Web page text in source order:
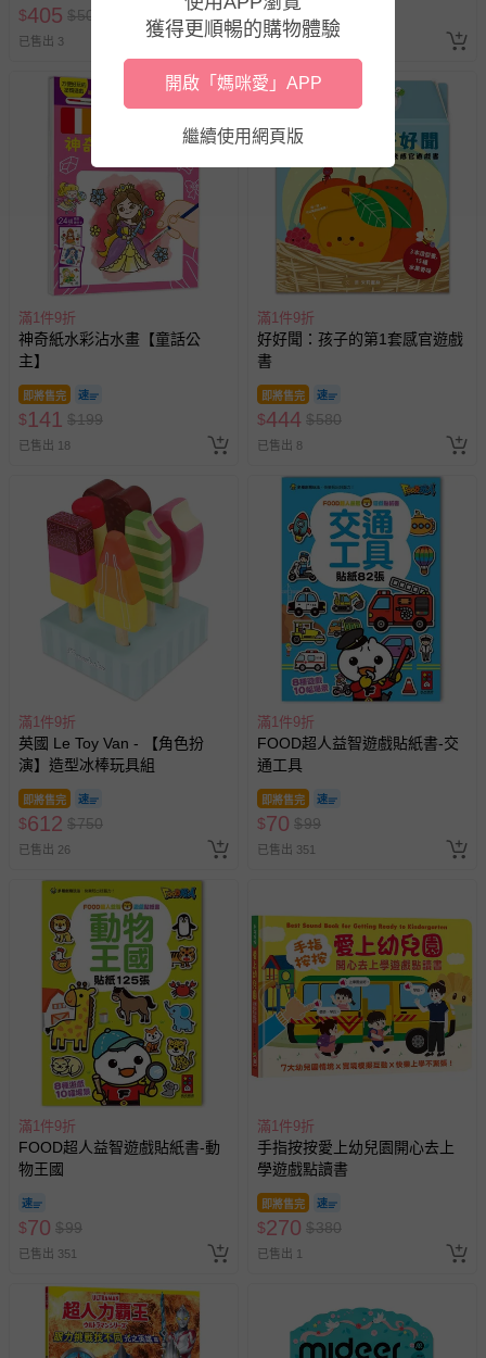
$405 $500
已售出 3
$637 $1008
已售出 5
滿1件9折
神奇紙水彩沾水畫【童話公
主】
即將售完
$141 $199
已售出 18
滿1件9折
好好聞：孩子的第1套感官遊戲
書
即將售完
$444 $580
已售出 8
滿1件9折
英國 Le Toy Van - 【角色扮
演】造型冰棒玩具組
即將售完
$612 $750
已售出 26
滿1件9折
FOOD超人益智遊戲貼紙書-交
通工具
即將售完
$70 $99
已售出 351
滿1件9折
FOOD超人益智遊戲貼紙書-動
物王國
$70 $99
已售出 351
滿1件9折
手指按按愛上幼兒園開心去上
學遊戲點讀書
即將售完
$270 $380
已售出 1
獲得更順暢的購物體驗
開啟「媽咪愛」APP
繼續使用網頁版